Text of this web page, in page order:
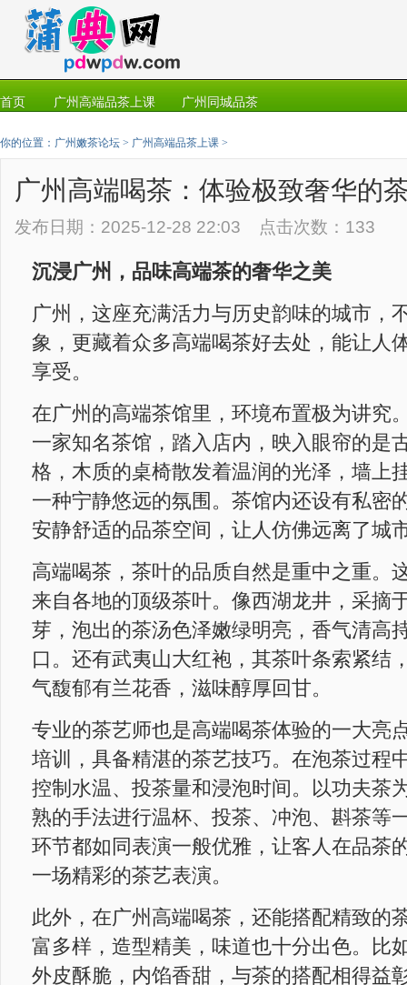
首页 广州高端品茶上课 广州同城品茶
你的位置： 广州嫩茶论坛 > 广州高端品茶上课 >
广州高端喝茶：体验极致奢华的
发布日期：2025-12-28 22:03 点击次数：133
沉浸广州，品味高端茶的奢华之美
广州，这座充满活力与历史韵味的城市，
象，更藏着众多高端喝茶好去处，能让人
享受。
在广州的高端茶馆里，环境布置极为讲究
一家知名茶馆，踏入店内，映入眼帘的是
格，木质的桌椅散发着温润的光泽，墙上
一种宁静悠远的氛围。茶馆内还设有私密
安静舒适的品茶空间，让人仿佛远离了城
高端喝茶，茶叶的品质自然是重中之重。
来自各地的顶级茶叶。像西湖龙井，采摘
芽，泡出的茶汤色泽嫩绿明亮，香气清高
口。还有武夷山大红袍，其茶叶条索紧结
气馥郁有兰花香，滋味醇厚回甘。
专业的茶艺师也是高端喝茶体验的一大亮
培训，具备精湛的茶艺技巧。在泡茶过程
控制水温、投茶量和浸泡时间。以功夫茶
熟的手法进行温杯、投茶、冲泡、斟茶等
环节都如同表演一般优雅，让客人在品茶
一场精彩的茶艺表演。
此外，在广州高端喝茶，还能搭配精致的
富多样，造型精美，味道也十分出色。比
外皮酥脆，内馅香甜，与茶的搭配相得益